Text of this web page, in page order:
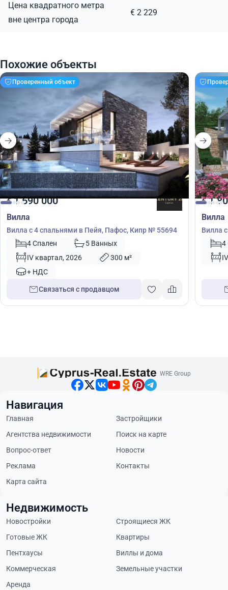
Цена квадратного метра
вне центра города
€ 2 229
Похожие объекты
Проверенный объект
€1 690 000
Вилла
Вилла с 4 спальнями в Пейя, Пафос, Кипр № 55694
4 Спален
5 Ванных
IV квартал, 2026
300 м²
+ НДС
Связаться с продавцом
€1
Вилла
Вилла
Кипр4
WRE Group
Навигация
Главная
Застройщики
Агентства недвижимости
Поиск на карте
Вопрос-ответ
Новости
Реклама
Контакты
Карта сайта
Недвижимость
Новостройки
Строящиеся ЖК
Готовые ЖК
Квартиры
Пентхаусы
Виллы и дома
Коммерческая
Земельные участки
Аренда